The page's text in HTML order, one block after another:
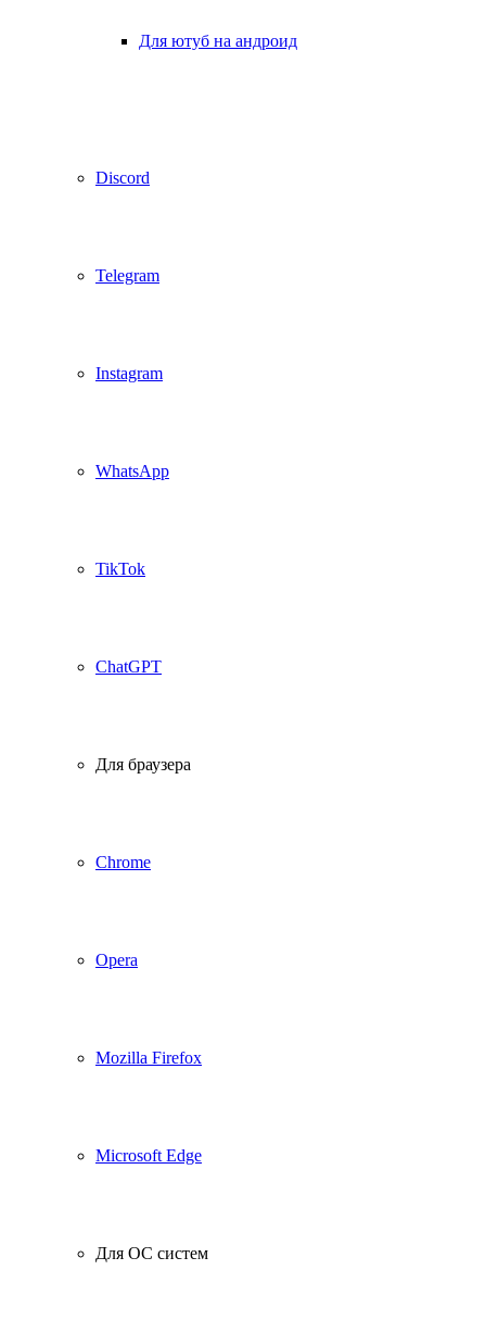
Для ютуб на андроид
Discord
Telegram
Instagram
WhatsApp
TikTok
ChatGPT
Для браузера
Chrome
Opera
Mozilla Firefox
Microsoft Edge
Для ОС систем